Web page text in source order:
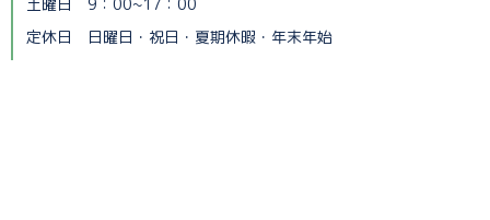
定休日 日曜日・祝日・夏期休暇・年末年始